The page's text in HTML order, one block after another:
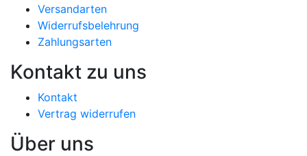
Versandarten
Widerrufsbelehrung
Zahlungsarten
Kontakt zu uns
Kontakt
Vertrag widerrufen
Über uns